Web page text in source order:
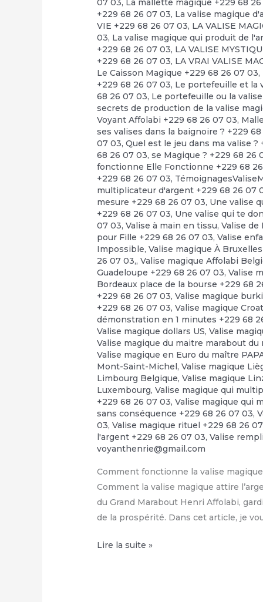
07 03, La mallette magique +229 68
+229 68 26 07 03, La valise magique
VIE +229 68 26 07 03, LA VALISE
03, La valise magique qui produit de
+229 68 26 07 03, LA VALISE
+229 68 26 07 03, LA VRAI VALISE
Le Caisson Magique +229 68 26 07 03,
+229 68 26 07 03, Le portefeuille et la
68 26 07 03, Le portefeuille ou la
secrets de production de la valise
Voyant Affolabi +229 68 26 07 03,
ses valises dans la baignoire ? +229
07 03,Quel est le jeu dans ma valise ?
68 26 07 03,se Magique ? +229 68 26
fonctionne Elle Fonctionne +229 68
+229 68 26 07 03,
multiplicateur d'argent +229 68 26 07
mesure +229 68 26 07 03, Une valise
+229 68 26 07 03, Une valise qui te
07 03,Valise à main en tissu,Valise de
pour Fille +229 68 26 07 03,Valise
Impossible,Valise magique À
26 07 03,,Valise magique Affolabi
Guadeloupe +229 68 26 07 03,Valise
Bordeaux place de la bourse +229 68
+229 68 26 07 03,Valise magique
+229 68 26 07 03,Valise magique
démonstration en 1 minutes +229 68
Valise magique dollars US,Valise
Valise magique du maitre marabout
Valise magique en Euro du maître
Mont-Saint-Michel,Valise magique
Limbourg Belgique,Valise magique
Luxembourg,Valise magique qui
+229 68 26 07 03,Valise magique qui
sans conséquence +229 68 26 07 03,
03,Valise magique rituel +229 68 26
l'argent +229 68 26 07 03,Valise
voyanthenrie@gmail.com
Comment fonctionne la valise
Comment la valise magique attire
du Grand Marabout Henri Affolabi,
de la prospérité. Dans cet article, je
Condition
Lire la suite »